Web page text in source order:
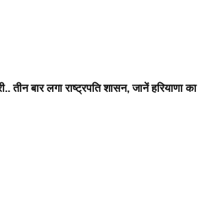
तीन बार लगा राष्ट्रपति शासन, जानें हरियाणा का